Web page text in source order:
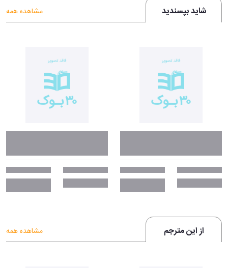
شاید بپسندید مشاهده همه
از این مترجم مشاهده همه